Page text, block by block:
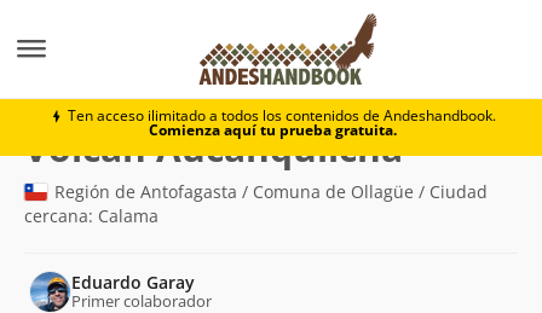
Ten acceso ilimitado a todos los contenidos de Andeshandbook.
Comienza aquí tu prueba gratuita.
Volcán Aucanquilcha
Volcán Aucanquilcha
Región de Antofagasta / Comuna de Ollagüe / Ciudad
cercana: Calama
Eduardo Garay
Primer colaborador